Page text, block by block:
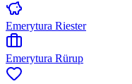
Emerytura Riester
Emerytura Rürup